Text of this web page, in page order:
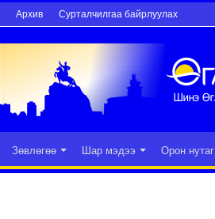
Архив Сурталчилгаа байрлуулах
Зөвлөгөө Шар мэдээ Орон нутаг